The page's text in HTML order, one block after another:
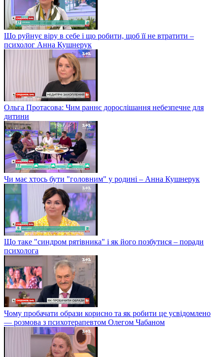
Що руйнує віру в себе і що робити, щоб її не втратити –
психолог Анна Кушнерук
Ольга Протасова: Чим раннє дорослішання небезпечне для
дитини
Чи має хтось бути "головним" у родині – Анна Кушнерук
Що таке "синдром рятівника" і як його позбутися – поради
психолога
Чому пробачати образи корисно та як робити це усвідомлено
— розмова з психотерапевтом Олегом Чабаном